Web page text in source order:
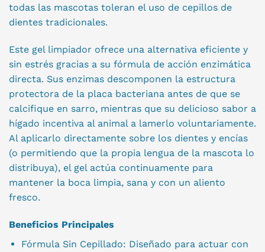
todas las mascotas toleran el uso de cepillos de
dientes tradicionales.
Este gel limpiador ofrece una alternativa eficiente y
sin estrés gracias a su fórmula de acción enzimática
directa. Sus enzimas descomponen la estructura
protectora de la placa bacteriana antes de que se
calcifique en sarro, mientras que su delicioso sabor a
hígado incentiva al animal a lamerlo voluntariamente.
Al aplicarlo directamente sobre los dientes y encías
(o permitiendo que la propia lengua de la mascota lo
distribuya), el gel actúa continuamente para
mantener la boca limpia, sana y con un aliento
fresco.
Beneficios Principales
Fórmula Sin Cepillado: Diseñado para actuar con